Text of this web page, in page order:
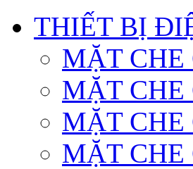
THIẾT BỊ
MẶT
MẶT CHE
MẶT
MẶT